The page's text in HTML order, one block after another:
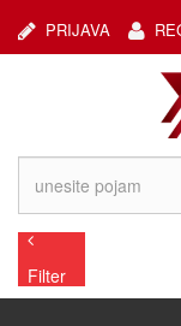
PRIJAVA
Filter